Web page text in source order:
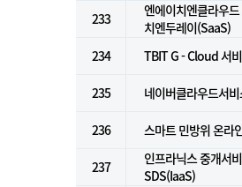
233
엔에이치엔클라우
치엔두레이(SaaS)
234
TBIT G - Cloud 서
235 네이버클라우드서
236 스마트 민방위 온라
237
인프라닉스 중개서
SDS(IaaS)